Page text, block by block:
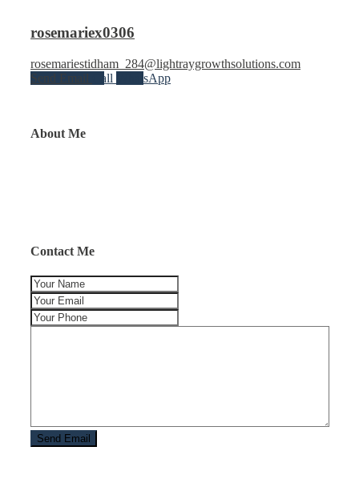
rosemariex0306
rosemariestidham_284@lightraygrowthsolutions.com
Send Email
Call WhatsApp
About Me
Contact Me